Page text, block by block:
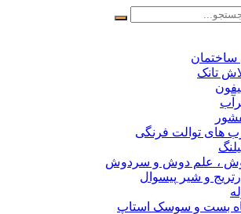
ساختمان
تانک
های توالت فرنگی
، علم دوش و سردوش
و شیر پیسوال
بست و سوسک استاپ